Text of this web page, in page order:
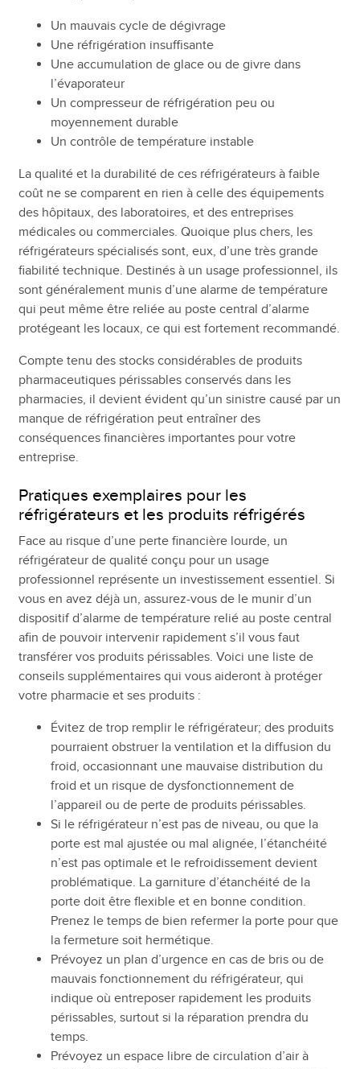
Un mauvais cycle de dégivrage
Une réfrigération insuffisante
Une accumulation de glace ou de givre dans
l’évaporateur
Un compresseur de réfrigération peu ou
moyennement durable
Un contrôle de température instable
La qualité et la durabilité de ces réfrigérateurs à faible
coût ne se comparent en rien à celle des équipements
des hôpitaux, des laboratoires, et des entreprises
médicales ou commerciales. Quoique plus chers, les
réfrigérateurs spécialisés sont, eux, d’une très grande
fiabilité technique. Destinés à un usage professionnel, ils
sont généralement munis d’une alarme de température
qui peut même être reliée au poste central d’alarme
protégeant les locaux, ce qui est fortement recommandé.
Compte tenu des stocks considérables de produits
pharmaceutiques périssables conservés dans les
pharmacies, il devient évident qu’un sinistre causé par un
manque de réfrigération peut entraîner des
conséquences financières importantes pour votre
entreprise.
Pratiques exemplaires pour les
réfrigérateurs et les produits réfrigérés
Face au risque d’une perte financière lourde, un
réfrigérateur de qualité conçu pour un usage
professionnel représente un investissement essentiel. Si
vous en avez déjà un, assurez-vous de le munir d’un
dispositif d’alarme de température relié au poste central
afin de pouvoir intervenir rapidement s’il vous faut
transférer vos produits périssables. Voici une liste de
conseils supplémentaires qui vous aideront à protéger
votre pharmacie et ses produits :
Évitez de trop remplir le réfrigérateur; des produits
pourraient obstruer la ventilation et la diffusion du
froid, occasionnant une mauvaise distribution du
froid et un risque de dysfonctionnement de
l’appareil ou de perte de produits périssables.
Si le réfrigérateur n’est pas de niveau, ou que la
porte est mal ajustée ou mal alignée, l’étanchéité
n’est pas optimale et le refroidissement devient
problématique. La garniture d’étanchéité de la
porte doit être flexible et en bonne condition.
Prenez le temps de bien refermer la porte pour que
la fermeture soit hermétique.
Prévoyez un plan d’urgence en cas de bris ou de
mauvais fonctionnement du réfrigérateur, qui
indique où entreposer rapidement les produits
périssables, surtout si la réparation prendra du
temps.
Prévoyez un espace libre de circulation d’air à